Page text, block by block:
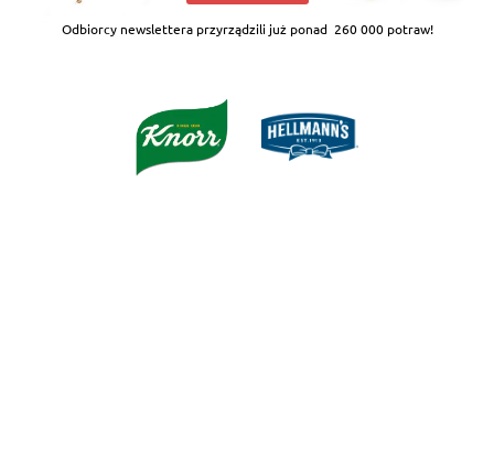
Odbiorcy newslettera przyrządzili już ponad 260 000 potraw!